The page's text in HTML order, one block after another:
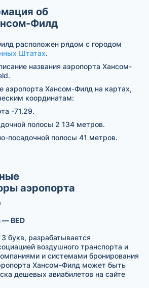
об
Филд
расположен рядом с городом
Штатах.
названия аэропорта Хансом-
аэропорта Хансом-Филд на картах,
координатам:
-71.29.
полосы 2 134 метров.
посадочной полосы 41 метров.
аэропорта
— BED
букв, разрабатывается
воздушного транспорта и
и системами бронирования
Хансом-Филд может быть
дешевых авиабилетов на сайте